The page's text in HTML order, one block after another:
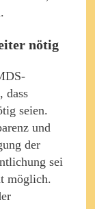
nötig
dass
seien.
und
der
sei
möglich.